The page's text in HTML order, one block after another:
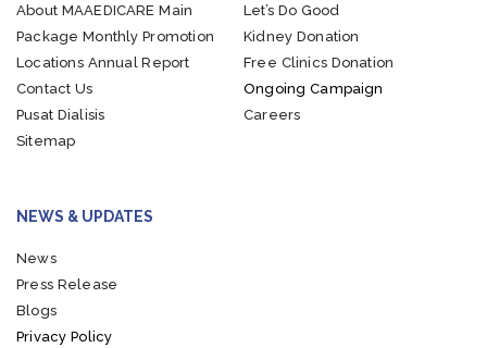
About MAAEDICARE Main
Package Monthly Promotion
Locations Annual Report
Contact Us
Pusat Dialisis
Sitemap
Let’s Do Good
Kidney Donation
Free Clinics Donation
Ongoing Campaign
Careers
NEWS & UPDATES
News
Press Release
Blogs
Privacy Policy